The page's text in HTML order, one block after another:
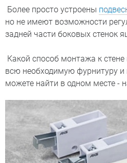
Более просто устроены
но не имеют возможности
задней части боковых стенок
Какой способ монтажа к
всю необходимую фурнитуру
можете найти в одном месте -